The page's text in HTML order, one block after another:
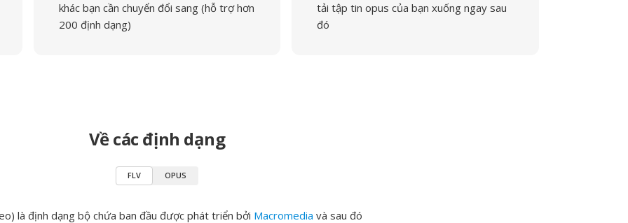
khác bạn cần chuyển đổi sang (hỗ trợ hơn
200 định dạng)
tải tập tin opus của bạn xuống ngay sau
đó
Về các định dạng
FLV OPUS
là định dạng bộ chứa ban đầu được phát triển bởi Macromedia và sau đó